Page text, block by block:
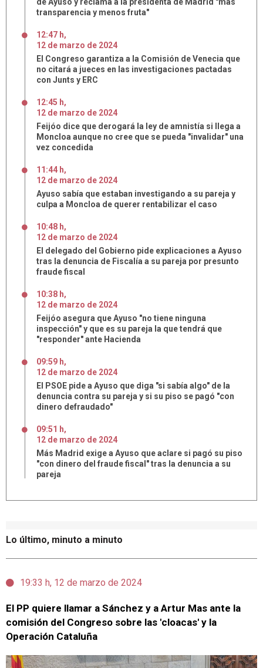
Lo último, minuto a minuto
19:33 h, 12 de marzo de 2024
El PP quiere llamar a Sánchez y a Artur Mas ante la
comisión del Congreso sobre las 'cloacas' y la
Operación Cataluña
transparencia y menos fruta"
12:47 h,
12 de marzo de 2024
El Congreso garantiza a la Comisión de Venecia que
no citará a jueces en las investigaciones pactadas
con Junts y ERC
12:45 h,
12 de marzo de 2024
Feijóo dice que derogará la ley de amnistía si llega a
Moncloa aunque no cree que se pueda "invalidar" una
vez concedida
11:44 h,
12 de marzo de 2024
Ayuso sabía que estaban investigando a su pareja y
culpa a Moncloa de querer rentabilizar el caso
10:48 h,
12 de marzo de 2024
El delegado del Gobierno pide explicaciones a Ayuso
tras la denuncia de Fiscalía a su pareja por presunto
fraude fiscal
10:38 h,
12 de marzo de 2024
Feijóo asegura que Ayuso "no tiene ninguna
inspección" y que es su pareja la que tendrá que
"responder" ante Hacienda
09:59 h,
12 de marzo de 2024
El PSOE pide a Ayuso que diga "si sabía algo" de la
denuncia contra su pareja y si su piso se pagó "con
dinero defraudado"
09:51 h,
12 de marzo de 2024
Más Madrid exige a Ayuso que aclare si pagó su piso
"con dinero del fraude fiscal" tras la denuncia a su
pareja